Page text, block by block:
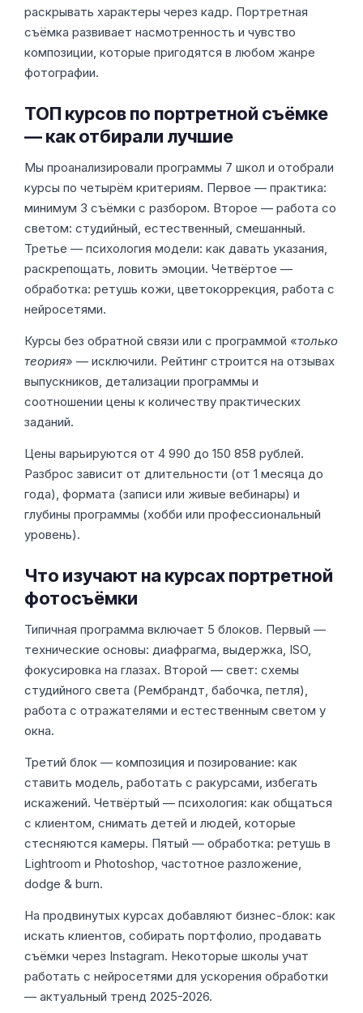
раскрывать характеры через кадр. Портретная
съёмка развивает насмотренность и чувство
композиции, которые пригодятся в любом жанре
фотографии.
ТОП курсов по портретной съёмке
— как отбирали лучшие
Мы проанализировали программы 7 школ и отобрали
курсы по четырём критериям. Первое — практика:
минимум 3 съёмки с разбором. Второе — работа со
светом: студийный, естественный, смешанный.
Третье — психология модели: как давать указания,
раскрепощать, ловить эмоции. Четвёртое —
обработка: ретушь кожи, цветокоррекция, работа с
нейросетями.
Курсы без обратной связи или с программой «только
теория» — исключили. Рейтинг строится на отзывах
выпускников, детализации программы и
соотношении цены к количеству практических
заданий.
Цены варьируются от 4 990 до 150 858 рублей.
Разброс зависит от длительности (от 1 месяца до
года), формата (записи или живые вебинары) и
глубины программы (хобби или профессиональный
уровень).
Что изучают на курсах портретной
фотосъёмки
Типичная программа включает 5 блоков. Первый —
технические основы: диафрагма, выдержка, ISO,
фокусировка на глазах. Второй — свет: схемы
студийного света (Рембрандт, бабочка, петля),
работа с отражателями и естественным светом у
окна.
Третий блок — композиция и позирование: как
ставить модель, работать с ракурсами, избегать
искажений. Четвёртый — психология: как общаться
с клиентом, снимать детей и людей, которые
стесняются камеры. Пятый — обработка: ретушь в
Lightroom и Photoshop, частотное разложение,
dodge & burn.
На продвинутых курсах добавляют бизнес-блок: как
искать клиентов, собирать портфолио, продавать
съёмки через Instagram. Некоторые школы учат
работать с нейросетями для ускорения обработки
— актуальный тренд 2025-2026.